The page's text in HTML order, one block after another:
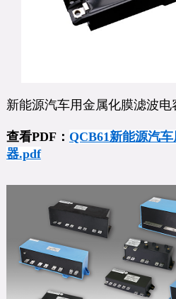
新能源汽车用金属化膜滤波电
查看PDF： QCB61新能源汽
器.pdf